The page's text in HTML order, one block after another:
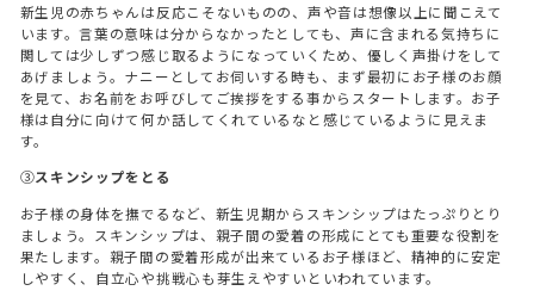
新生児の赤ちゃんは反応こそないものの、声や音は想像以上に聞こえて
います。言葉の意味は分からなかったとしても、声に含まれる気持ちに
関しては少しずつ感じ取るようになっていくため、優しく声掛けをして
あげましょう。ナニーとしてお伺いする時も、まず最初にお子様のお顔
を見て、お名前をお呼びしてご挨拶をする事からスタートします。お子
様は自分に向けて何か話してくれているなと感じているように見えま
す。
③スキンシップをとる
お子様の身体を撫でるなど、新生児期からスキンシップはたっぷりとり
ましょう。スキンシップは、親子間の愛着の形成にとても重要な役割を
果たします。親子間の愛着形成が出来ているお子様ほど、精神的に安定
しやすく、自立心や挑戦心も芽生えやすいといわれています。